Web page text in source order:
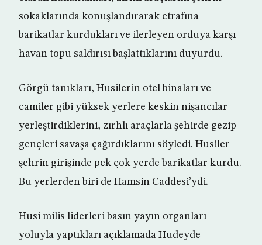
sokaklarında konuşlandırarak etrafına
barikatlar kurdukları ve ilerleyen orduya karşı
havan topu saldırısı başlattıklarını duyurdu.
Görgü tanıkları, Husilerin otel binaları ve
camiler gibi yüksek yerlere keskin nişancılar
yerleştirdiklerini, zırhlı araçlarla şehirde gezip
gençleri savaşa çağırdıklarını söyledi. Husiler
şehrin girişinde pek çok yerde barikatlar kurdu.
Bu yerlerden biri de Hamsin Caddesi’ydi.
Husi milis liderleri basın yayın organları
yoluyla yaptıkları açıklamada Hudeyde